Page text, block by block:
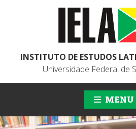
INSTITUTO DE ESTUDOS
Universidade Federal de
MENU